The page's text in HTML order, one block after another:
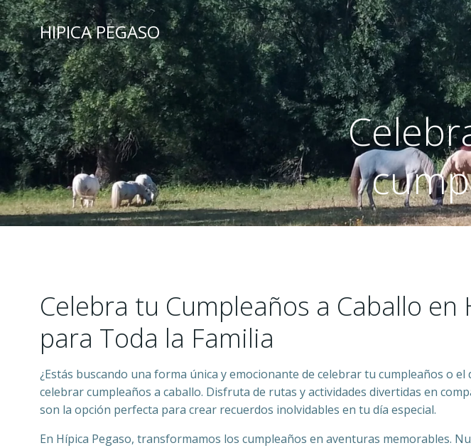
Saltar
al
contenidoHIPICA PEGASO
Celebra tu Cumpleaños a Caballo
para Toda la Familia
¿Estás buscando una forma única y emocionante de celebrar tu cumpleaños o
celebrar cumpleaños a caballo. Disfruta de rutas y actividades divertidas en
son la opción perfecta para crear recuerdos inolvidables en tu día especial.
En Hípica Pegaso, transformamos los cumpleaños en aventuras memorables.